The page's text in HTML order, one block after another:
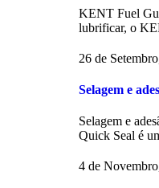
KENT Fuel
lubrificar, o
26 de
Selagem e
Selagem e
Quick Seal é
4 de